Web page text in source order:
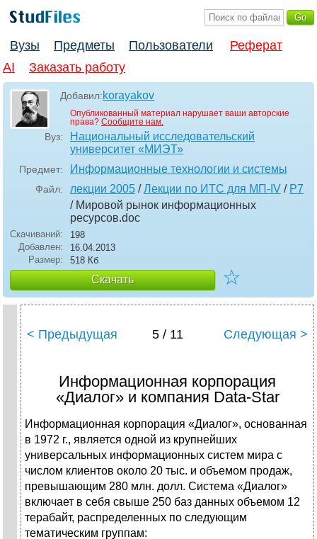
Вузы Предметы Пользователи
Реферат
AI
Заказать работу
Добавил:korayakov
Опубликованный материал нарушает ваши авторские
права? Сообщите нам.
Вуз:
Национальный исследовательский
университет «МИЭТ»
Предмет: Информационные технологии и системы
Файл: лекции 2005 /Лекции по ИТС для МП-IV / P7
/ Мировой рынок информационных
ресурсов.doc
Скачиваний:
198
Добавлен:
16.04.2013
Размер:
518 Кб
Скачать ☆
< Предыдущая 5 / 11 Следующая >
Информационная корпорация
«Диалог» и компания Data-Star
Информационная корпорация «Диалог», основанная
в 1972 г., яв­ляется одной из крупнейших
универсальных информационных систем мира с
числом клиентов около 20 тыс. и объемом продаж,
пре­вышающим 280 млн. долл. Система «Диалог»
включает в себя свыше 250 баз данных объемом 12
терабайт, распределенных по следующим
тематическим группам: